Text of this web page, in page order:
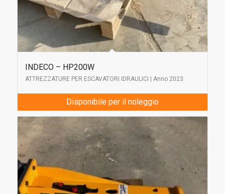
INDECO – HP200W
ATTREZZATURE PER ESCAVATORI IDRAULICI | Anno 2023
Disponibile per il noleggio